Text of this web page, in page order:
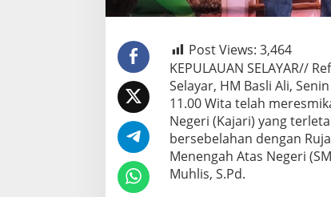
Post Views: 3,464
KEPULAUAN SELAYAR//
Selayar, HM Basli Ali,
11.00 Wita telah
Negeri (Kajari) yang
bersebelahan dengan
Menengah Atas Negeri
Muhlis, S.Pd.